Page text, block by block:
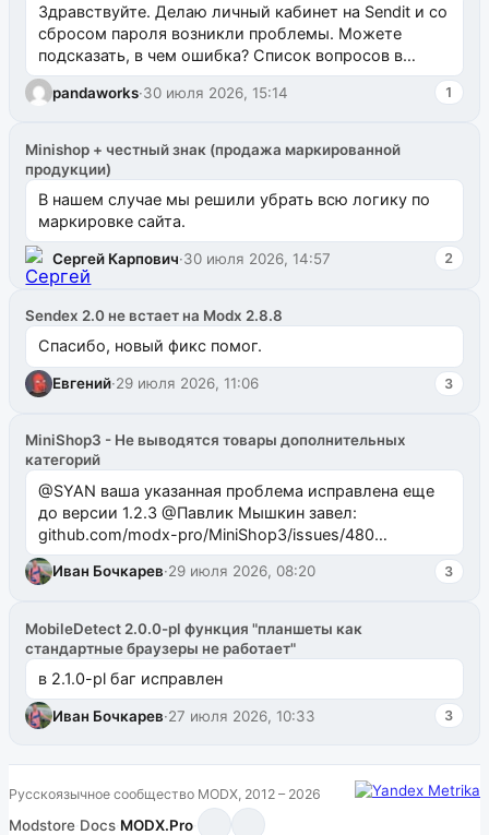
Здравствуйте. Делаю личный кабинет на Sendit и со
сбросом пароля возникли проблемы. Можете
подсказать, в чем ошибка? Список вопросов в
одноименном разделе на modx.pro пока пуст, и,...
pandaworks·30 июля 2026, 15:14 1
Minishop + честный знак (продажа маркированной
продукции)
В нашем случае мы решили убрать всю логику по
маркировке сайта.
Сергей Карпович·30 июля 2026, 14:57 2
Sendex 2.0 не встает на Modx 2.8.8
Спасибо, новый фикс помог.
Евгений·29 июля 2026, 11:06 3
MiniShop3 - Не выводятся товары дополнительных
категорий
@SYAN ваша указанная проблема исправлена еще
до версии 1.2.3 @Павлик Мышкин завел:
github.com/modx-pro/MiniShop3/issues/480
github.com/modx-pro/MiniShop3/issues/481Исправим
в б...
Иван Бочкарев·29 июля 2026, 08:20 3
MobileDetect 2.0.0-pl функция "планшеты как
стандартные браузеры не работает"
в 2.1.0-pl баг исправлен
Иван Бочкарев·27 июля 2026, 10:33 3
Русскоязычное сообщество MODX, 2012 – 2026
Modstore·Docs·MODX.Pro·